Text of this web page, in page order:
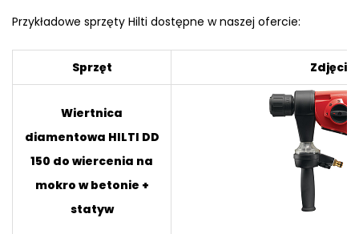
Przykładowe sprzęty Hilti dostępne w naszej ofercie:
Sprzęt
Wiertnica
diamentowa HILTI DD
150 do wiercenia na
mokro w betonie +
statyw